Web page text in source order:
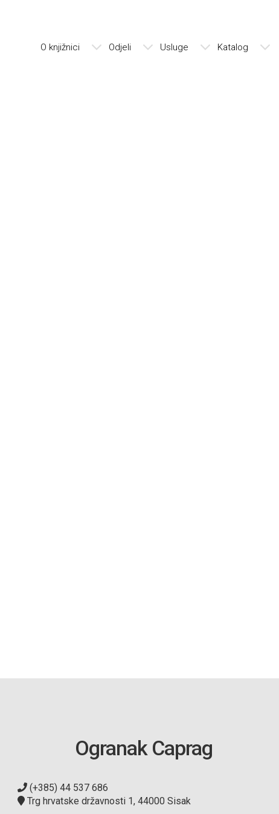
O knjižnici Odjeli Usluge Katalog
Ogranak Caprag
(+385) 44 537 686
Trg hrvatske državnosti 1, 44000 Sisak